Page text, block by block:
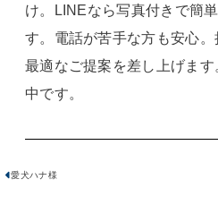
け。LINEなら写真付きで簡
す。電話が苦手な方も安心。
最適なご提案を差し上げま
中です。
愛犬ハナ様